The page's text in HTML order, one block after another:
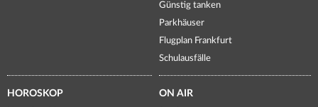
Günstig tanken
Parkhäuser
Flugplan Frankfurt
Schulausfälle
HOROSKOP ON AIR